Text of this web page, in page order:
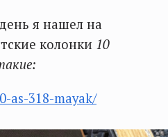
я нашел на
колонки 10
as-318-mayak/